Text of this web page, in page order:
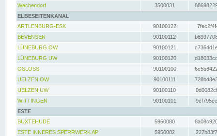
Wachendorf
3500031
ELBESEITENKANAL
ARTLENBURG-ESK
90100122
BEVENSEN
90100112
LÜNEBURG OW
90100121
LÜNEBURG UW
90100120
OSLOSS
90100100
UELZEN OW
90100111
UELZEN UW
90100110
WITTINGEN
90100101
ESTE
BUXTEHUDE
5950080
ESTE INNERES SPERRWERK AP
5950082